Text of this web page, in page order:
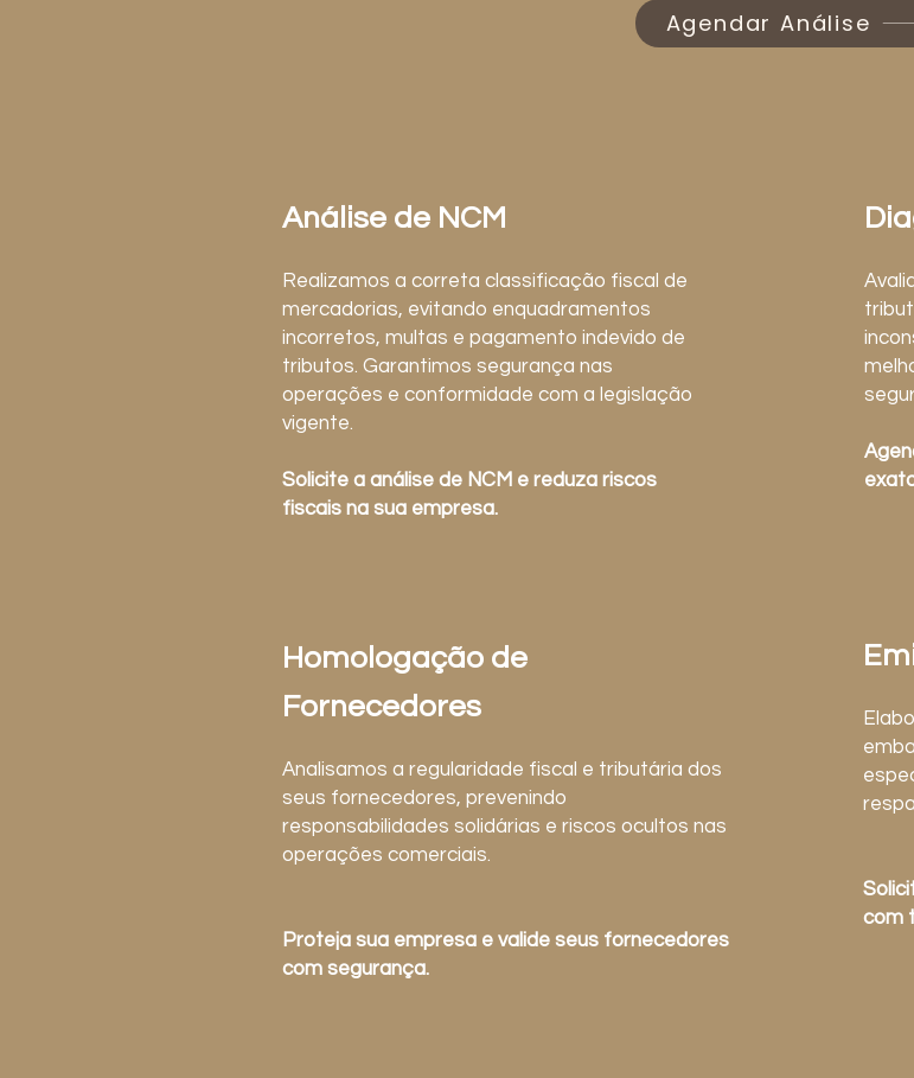
Agendar Análise
Análise de NCM
Realizamos a correta classificação fiscal de
mercadorias, evitando enquadramentos
incorretos, multas e pagamento indevido de
tributos. Garantimos segurança nas
operações e conformidade com a legislação
vigente.
Solicite a análise de NCM e reduza riscos
fiscais na sua empresa.
Homologação de
Fornecedores
Analisamos a regularidade fiscal e tributária dos
seus fornecedores, prevenindo
responsabilidades solidárias e riscos ocultos nas
operações comerciais.
Proteja sua empresa e valide seus fornecedores
com segurança.
com